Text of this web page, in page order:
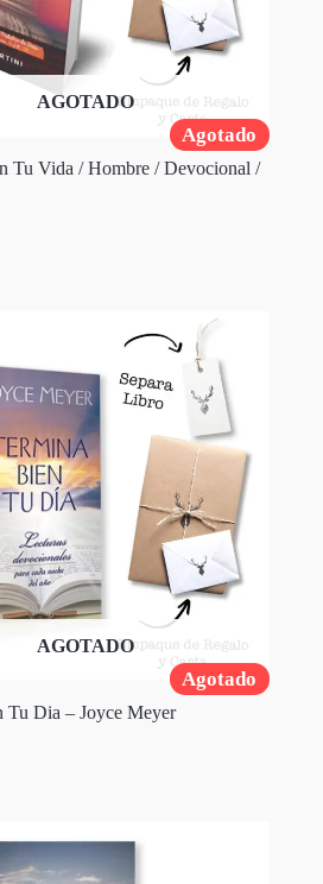
Agotado
AGOTADO
Tu Vida / Hombre / Devocional /
Agotado
AGOTADO
Tu Dia – Joyce Meyer